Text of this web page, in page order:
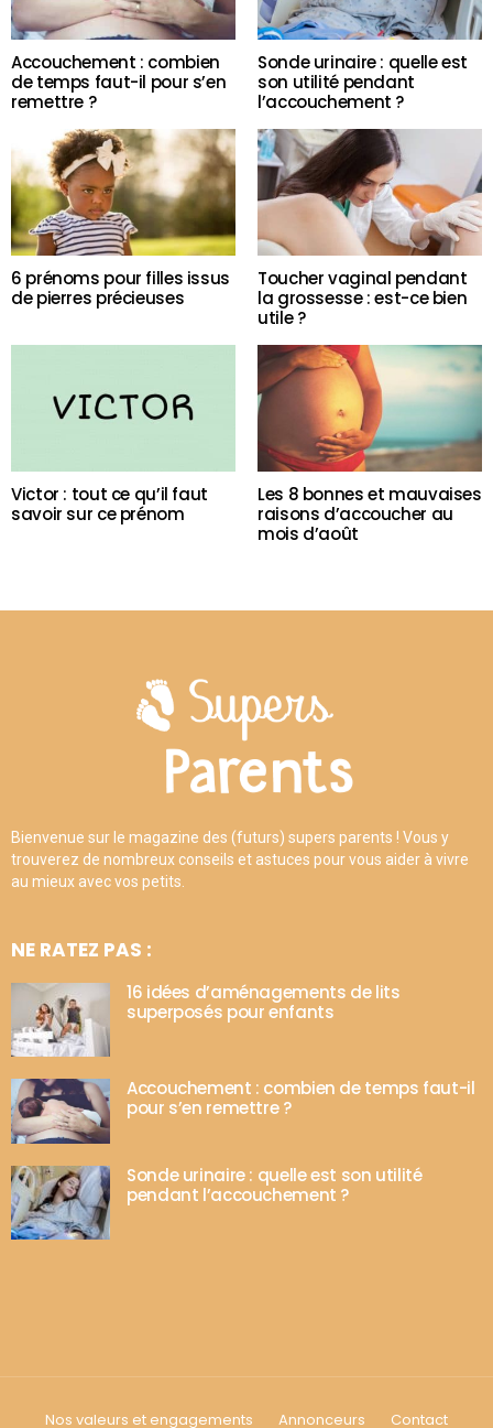
Accouchement : combien
de temps faut-il pour s’en
remettre ?
Sonde urinaire : quelle est
son utilité pendant
l’accouchement ?
6 prénoms pour filles issus
de pierres précieuses
Toucher vaginal pendant
la grossesse : est-ce bien
utile ?
Victor : tout ce qu’il faut
savoir sur ce prénom
Les 8 bonnes et mauvaises
raisons d’accoucher au
mois d’août
Bienvenue sur le magazine des (futurs) supers parents ! Vous y
trouverez de nombreux conseils et astuces pour vous aider à vivre
au mieux avec vos petits.
NE RATEZ PAS :
16 idées d’aménagements de lits
superposés pour enfants
Accouchement : combien de temps faut-il
pour s’en remettre ?
Sonde urinaire : quelle est son utilité
pendant l’accouchement ?
Nos valeurs et engagements Annonceurs Contact